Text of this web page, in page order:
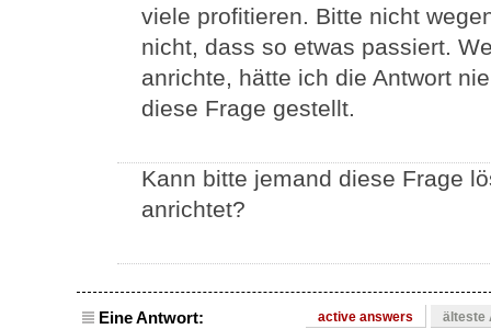
viele profitieren. Bitte nicht
nicht, dass so etwas passiert.
anrichte, hätte ich die Antwort
diese Frage gestellt.
Kann bitte jemand diese Frage
anrichtet?
Eine Antwort: active answers älteste